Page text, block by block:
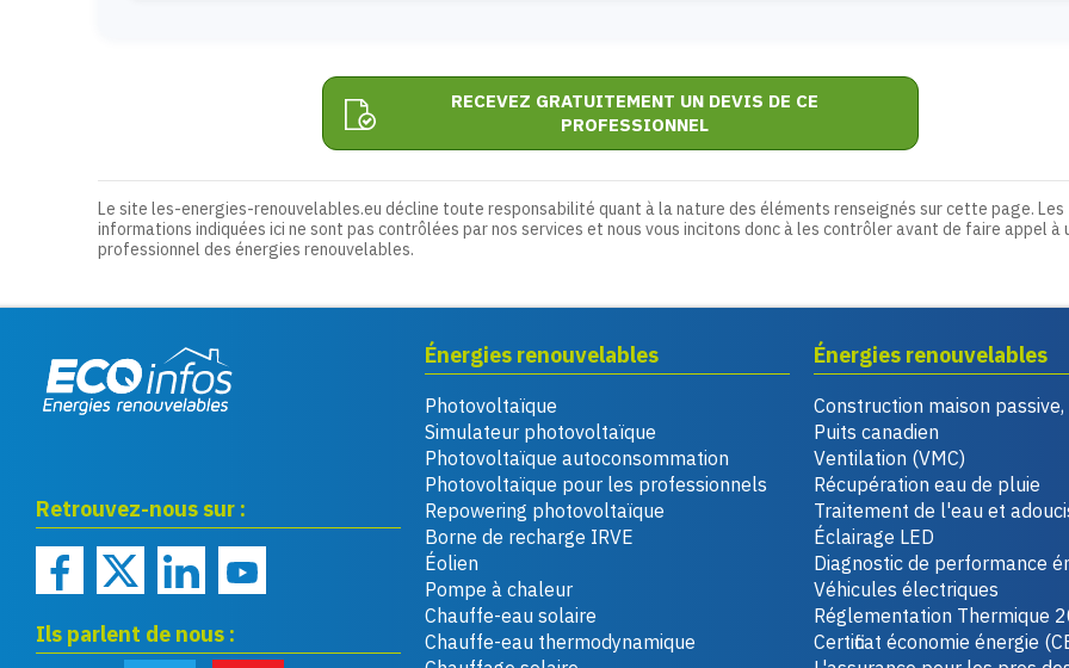
RECEVEZ GRATUITEMENT UN DEVIS DE CE
PROFESSIONNEL
Le site les-energies-renouvelables.eu décline toute responsabilité quant à la nature des éléments renseignés sur cette page. Les
informations indiquées ici ne sont pas contrôlées par nos services et nous vous incitons donc à les contrôler avant de faire appel à
professionnel des énergies renouvelables.
Retrouvez-nous sur :
Ils parlent de nous :
Énergies renouvelables
Photovoltaïque
Simulateur photovoltaïque
Photovoltaïque autoconsommation
Photovoltaïque pour les professionnels
Repowering photovoltaïque
Borne de recharge IRVE
Éolien
Pompe à chaleur
Chauffe-eau solaire
Chauffe-eau thermodynamique
Énergies renouvelables
Construction maison passive,
Puits canadien
Ventilation (VMC)
Récupération eau de pluie
Traitement de l'eau et
Éclairage LED
Diagnostic de performance
Véhicules électriques
Réglementation Thermique
Certificat économie énergie